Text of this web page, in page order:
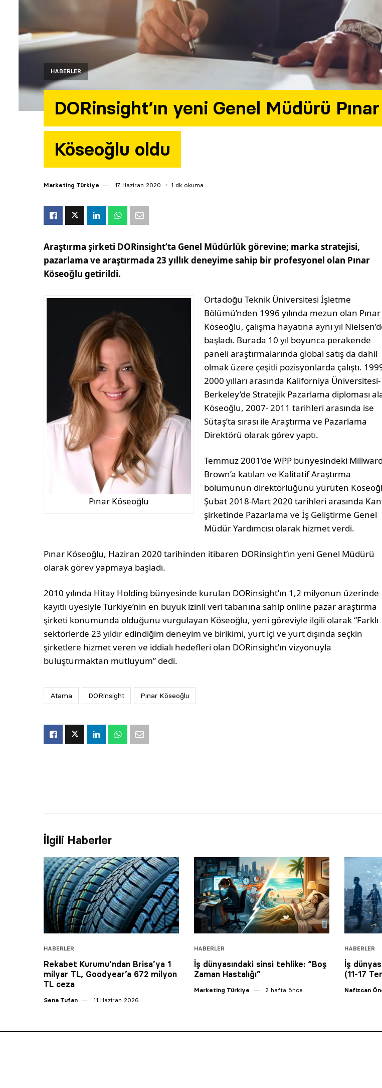
HABERLER
DORinsight’ın yeni Genel Müdürü Pınar
Köseoğlu oldu
Marketing Türkiye 17 Haziran 2020 1 dk okuma
Araştırma şirketi DORinsight’ta Genel Müdürlük görevine; marka stratejisi,
pazarlama ve araştırmada 23 yıllık deneyime sahip bir profesyonel olan Pınar
Köseoğlu getirildi.
Pınar Köseoğlu
Ortadoğu Teknik Üniversitesi İşletme
Bölümü’nden 1996 yılında mezun olan Pınar
Köseoğlu, çalışma hayatına aynı yıl
başladı. Burada 10 yıl boyunca perakende
paneli araştırmalarında global satış da dahil
olmak üzere çeşitli pozisyonlarda çalıştı.
2000 yılları arasında Kaliforniya Üniversitesi-
Berkeley’de Stratejik Pazarlama diploması
Köseoğlu, 2007- 2011 tarihleri arasında ise
Sütaş’ta sırası ile Araştırma ve Pazarlama
Direktörü olarak görev yaptı.
Temmuz 2001’de WPP bünyesindeki Millward
Brown’a katılan ve Kalitatif Araştırma
bölümünün direktörlüğünü yürüten
Şubat 2018-Mart 2020 tarihleri arasında
şirketinde Pazarlama ve İş Geliştirme Genel
Müdür Yardımcısı olarak hizmet verdi.
Pınar Köseoğlu, Haziran 2020 tarihinden itibaren DORinsight’ın yeni Genel Müdürü
olarak görev yapmaya başladı.
2010 yılında Hitay Holding bünyesinde kurulan DORinsight’ın 1,2 milyonun üzerinde
kayıtlı üyesiyle Türkiye’nin en büyük izinli veri tabanına sahip online pazar araştırma
şirketi konumunda olduğunu vurgulayan Köseoğlu, yeni göreviyle ilgili olarak “Farklı
sektörlerde 23 yıldır edindiğim deneyim ve birikimi, yurt içi ve yurt dışında seçkin
şirketlere hizmet veren ve iddialı hedefleri olan DORinsight’ın vizyonuyla
buluşturmaktan mutluyum” dedi.
Atama DORinsight Pınar Köseoğlu
İlgili Haberler
HABERLER
Rekabet Kurumu’ndan Brisa’ya 1
milyar TL, Goodyear’a 672 milyon
TL ceza
Sena Tufan 11 Haziran 2026
HABERLER
İş dünyasındaki sinsi tehlike: “Boş
Zaman Hastalığı”
Marketing Türkiye 2 hafta önce
HABERLER
İş
(11-17
Nafizcan